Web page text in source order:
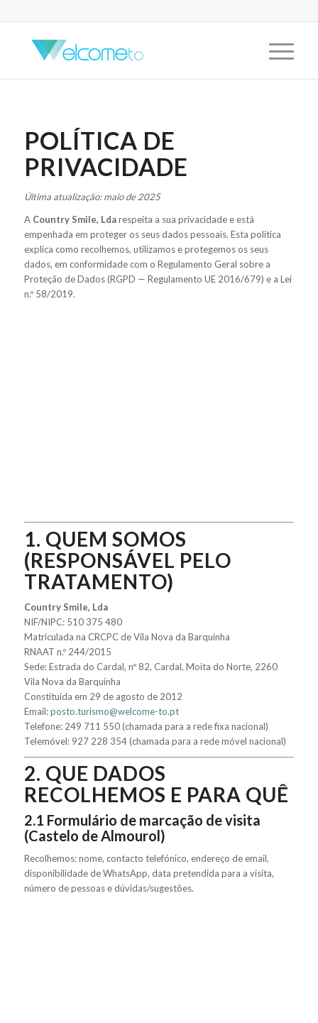
POLÍTICA DE
PRIVACIDADE
Última atualização: maio de 2025
A Country Smile, Ldarespeita a sua privacidade e está
empenhada em proteger os seus dados pessoais. Esta política
explica como recolhemos, utilizamos e protegemos os seus
dados, em conformidade com o Regulamento Geral sobre a
Proteção de Dados (RGPD — Regulamento UE 2016/679) e a Lei
n.º 58/2019.
1. QUEM SOMOS
(RESPONSÁVEL PELO
TRATAMENTO)
Country Smile, Lda
NIF/NIPC: 510 375 480
Matriculada na CRCPC de Vila Nova da Barquinha
RNAAT n.º 244/2015
Sede: Estrada do Cardal, nº 82, Cardal, Moita do Norte, 2260
Vila Nova da Barquinha
Constituída em 29 de agosto de 2012
Email:posto.turismo@welcome-to.pt
Telefone: 249 711 550 (chamada para a rede fixa nacional)
Telemóvel: 927 228 354 (chamada para a rede móvel nacional)
2. QUE DADOS
RECOLHEMOS E PARA QUÊ
2.1 Formulário de marcação de visita
(Castelo de Almourol)
Recolhemos: nome, contacto telefónico, endereço de email,
disponibilidade de WhatsApp, data pretendida para a visita,
número de pessoas e dúvidas/sugestões.